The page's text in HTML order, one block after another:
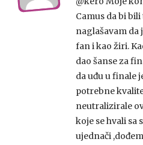
Camus da bi
naglašavam da
fan i kao žiri.
dao šanse za
da uđu u finale
potrebne
neutralizirale
koje se hvali sa
ujednači